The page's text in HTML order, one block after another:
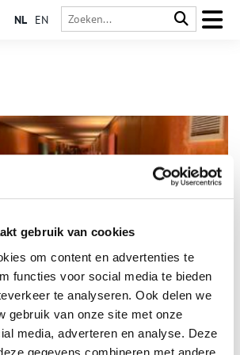
gebruik van cookies
om content en advertenties te
functies voor social media te bieden
te analyseren. Ook delen we
gebruik van onze site met onze
media, adverteren en analyse. Deze
gegevens combineren met andere
NL EN
onder een metrostation bezoeken of
met de verbouwing van het Artis-
van de 38ste editie van de Open
Amsterdam was toch wel de
Poentunnel.